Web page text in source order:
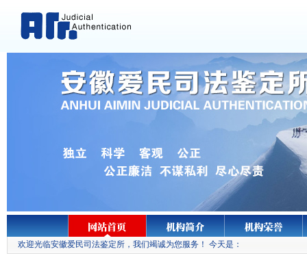
欢迎光临安徽爱民司法鉴定所，我们竭诚为您服务！ 今天是：